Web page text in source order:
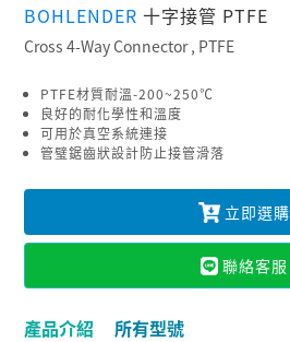
BOHLENDER十字接管 PTFE
Cross 4-Way Connector , PTFE
PTFE材質耐溫-200~250℃
良好的耐化學性和溫度
可用於真空系統連接
管璧鋸齒狀設計防止接管滑落
立即選購
聯絡客服
產品介紹 所有型號